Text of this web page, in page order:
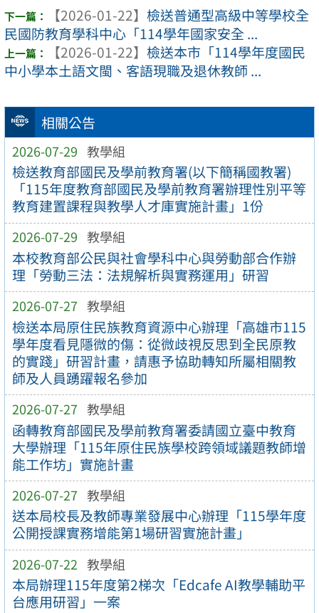
相關公告
2026-07-29 教學組
檢送教育部國民及學前教育署(以下簡稱國教署)
「115年度教育部國民及學前教育署辦理性別平等
教育建置課程與教學人才庫實施計畫」1份
2026-07-29 教學組
本校教育部公民與社會學科中心與勞動部合作辦
理「勞動三法：法規解析與實務運用」研習
2026-07-27 教學組
檢送本局原住民族教育資源中心辦理「高雄市115
學年度看見隱微的傷：從微歧視反思到全民原教
的實踐」研習計畫，請惠予協助轉知所屬相關教
師及人員踴躍報名參加
2026-07-27 教學組
函轉教育部國民及學前教育署委請國立臺中教育
大學辦理「115年原住民族學校跨領域議題教師增
能工作坊」實施計畫
2026-07-27 教學組
送本局校長及教師專業發展中心辦理「115學年度
公開授課實務增能第1場研習實施計畫」
2026-07-22 教學組
本局辦理115年度第2梯次「Edcafe AI教學輔助平
台應用研習」一案
【2026-01-22】 檢送普通型高級中等學校全
民國防教育學科中心「114學年國家安全 ...
【2026-01-22】 檢送本市「114學年度國民
中小學本土語文閩、客語現職及退休教師 ...